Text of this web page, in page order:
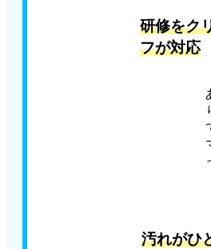
研修をク
フが対応
汚れがひ